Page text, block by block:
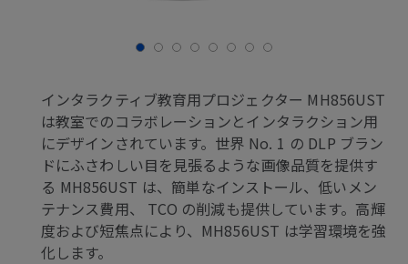
インタラクティブ教育用プロジェクター MH856UST
は教室でのコラボレーションとインタラクション用
にデザインされています。世界 No. 1 の DLP ブラン
ドにふさわしい目を見張るような画像品質を提供す
る MH856UST は、簡単なインストール、低いメン
テナンス費用、 TCO の削減も提供しています。高輝
度および短焦点により、MH856UST は学習環境を強
化します。